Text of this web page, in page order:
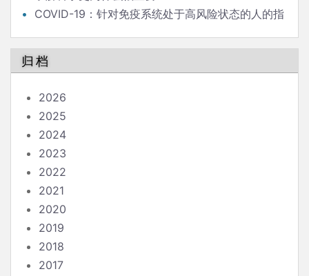
COVID-19：针对免疫系统处于高风险状态的人的指
归档
2026
2025
2024
2023
2022
2021
2020
2019
2018
2017